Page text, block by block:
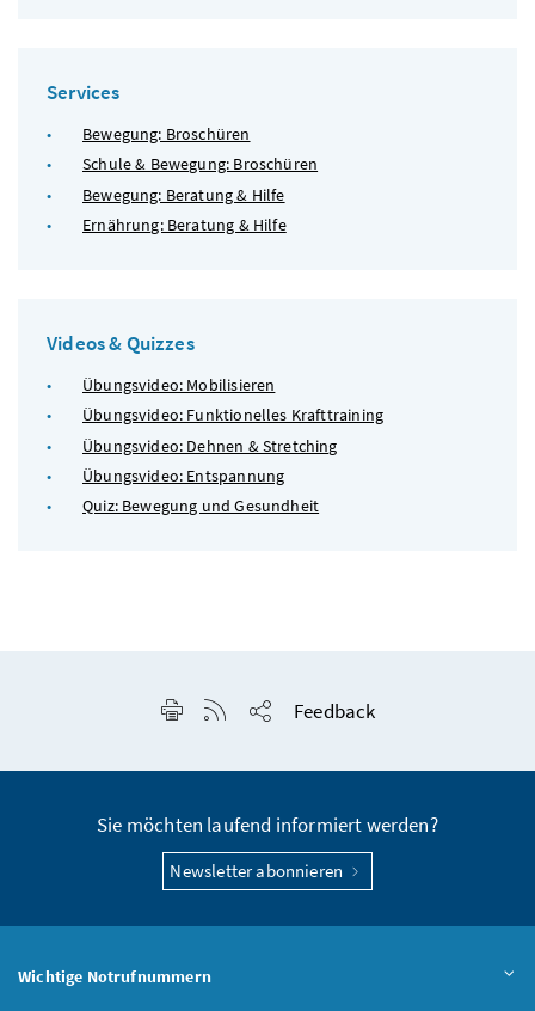
Services
Bewegung: Broschüren
Schule & Bewegung: Broschüren
Bewegung: Beratung & Hilfe
Ernährung: Beratung & Hilfe
Videos & Quizzes
Übungsvideo: Mobilisieren
Übungsvideo: Funktionelles Krafttraining
Übungsvideo: Dehnen & Stretching
Übungsvideo: Entspannung
Quiz: Bewegung und Gesundheit
Seite drucken
RSS-Feed anzeigen
Feedback
Sie möchten laufend informiert werden?
Newsletter abonnieren
Wichtige Notrufnummern